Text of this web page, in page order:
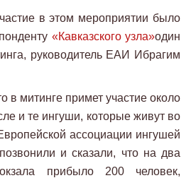
в этом мероприятии было
«Кавказского узла»один
руководитель ЕАИ Ибрагим
в митинге примет участие около
и те ингуши, которые живут во
ассоциации ингушей
и сказали, что на два
прибыло 200 человек,